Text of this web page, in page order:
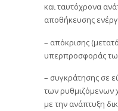
και ταυτόχρονα
αποθήκευσης
– απόκρισης
υπερπροσφοράς
– συγκράτησης σε
των ρυθμιζόμενων
με την ανάπτυξη